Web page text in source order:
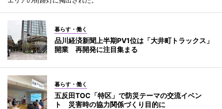
暮らす・働く
品川経済新聞上半期PV1位は「大井町トラックス」
開業 再開発に注目集まる
暮らす・働く
五反田TOC「特区」で防災テーマの交流イベン
ト 災害時の協力関係づくり目的に